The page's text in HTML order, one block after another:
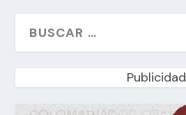
Publicidad